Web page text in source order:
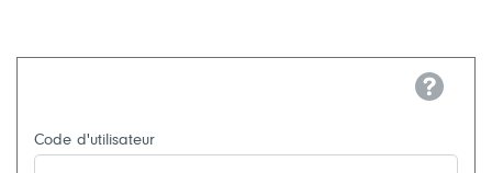
Help
Code d'utilisateur